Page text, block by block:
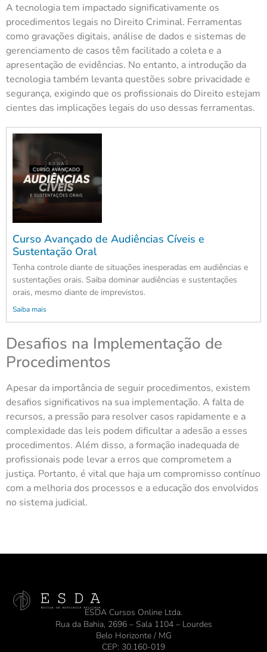
A tecnologia tem impactado significativamente os
procedimentos legais no Direito Criminal. Ferramentas
como gravações digitais, análise de dados e sistemas de
gerenciamento de casos têm facilitado a coleta e a
apresentação de evidências. No entanto, a introdução da
tecnologia também levanta questões sobre privacidade e
segurança, exigindo que os profissionais do Direito estejam
cientes das implicações legais do uso dessas ferramentas.
Curso Avançado de Audiências Cíveis e
Sustentação Oral
Tenha controle diante de situações inesperadas em audiências e
sustentações orais. Saiba dominar audiências e sustentações
orais, mesmo diante de imprevistos.
Saiba mais
Desafios na Implementação de
Procedimentos
Apesar da importância de seguir procedimentos, existem
desafios significativos na sua implementação. A falta de
recursos, a pressão para resolver casos rapidamente e a
complexidade das leis podem dificultar a adesão a esses
procedimentos. Além disso, a formação inadequada de
profissionais pode levar a erros que comprometem a
justiça. Portanto, é vital que haja um compromisso contínuo
com a melhoria dos processos e a educação dos envolvidos
no sistema judicial.
ESDA Cursos Online Ltda.
Rua da Bahia, 2696 – Sala 1104 – Lourdes
Belo Horizonte / MG
CEP: 30.160-019